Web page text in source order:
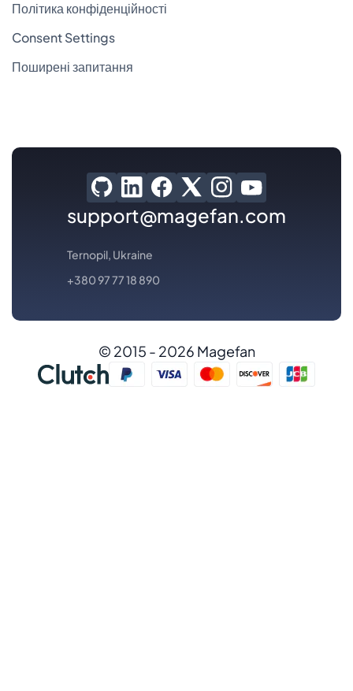
Політика конфіденційності
Consent Settings
Поширені запитання
support@magefan.com
Ternopil, Ukraine
+380 97 77 18 890
© 2015 - 2026 Magefan